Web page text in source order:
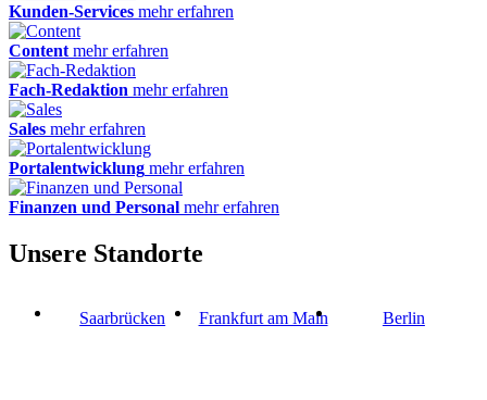
Kunden-Services mehr erfahren
Content mehr erfahren
Fach-Redaktion mehr erfahren
Sales mehr erfahren
Portalentwicklung mehr erfahren
Finanzen und Personal mehr erfahren
Unsere Standorte
Saarbrücken Frankfurt am Main Berlin